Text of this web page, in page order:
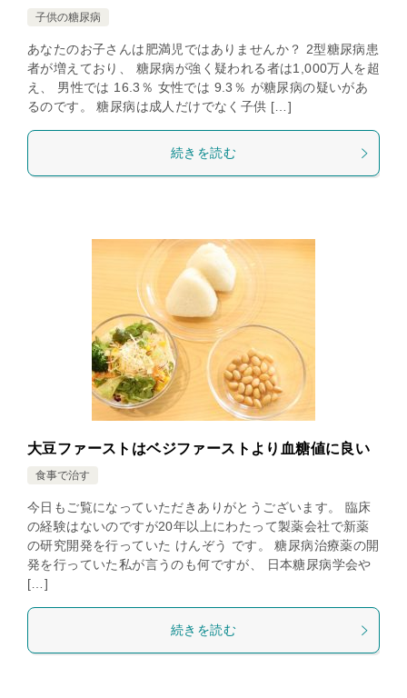
子供の糖尿病
あなたのお子さんは肥満児ではありませんか？ 2型糖尿病患
者が増えており、 糖尿病が強く疑われる者は1,000万人を超
え、 男性では 16.3％ 女性では 9.3％ が糖尿病の疑いがあ
るのです。 糖尿病は成人だけでなく子供 […]
続きを読む
大豆ファーストはベジファーストより血糖値に良い
食事で治す
今日もご覧になっていただきありがとうございます。 臨床
の経験はないのですが20年以上にわたって製薬会社で新薬
の研究開発を行っていた けんぞう です。 糖尿病治療薬の開
発を行っていた私が言うのも何ですが、 日本糖尿病学会や
[…]
続きを読む